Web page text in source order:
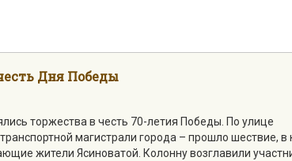
Дня Победы
торжества в честь 70-летия Победы. По улице
магистрали города – прошло шествие, в
жители Ясиноватой. Колонну возглавили